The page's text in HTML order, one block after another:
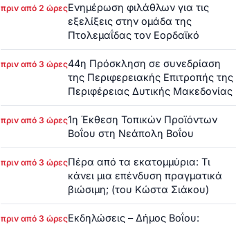
πριν από 2 ώρεςΕνημέρωση φιλάθλων για τις
εξελίξεις στην ομάδα της
Πτολεμαΐδας τον Εορδαϊκό
πριν από 3 ώρες44η Πρόσκληση σε συνεδρίαση
της Περιφερειακής Επιτροπής της
Περιφέρειας Δυτικής Μακεδονίας
πριν από 3 ώρες1η Έκθεση Τοπικών Προϊόντων
Βοΐου στη Νεάπολη Βοΐου
πριν από 3 ώρεςΠέρα από τα εκατομμύρια: Τι
κάνει μια επένδυση πραγματικά
βιώσιμη; (του Κώστα Σιάκου)
πριν από 3 ώρεςΕκδηλώσεις – Δήμος Βοΐου: